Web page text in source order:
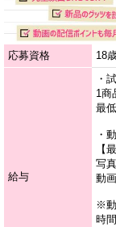
応募資格 18
給与
・
1商
最
・
【
写
動
※動
時